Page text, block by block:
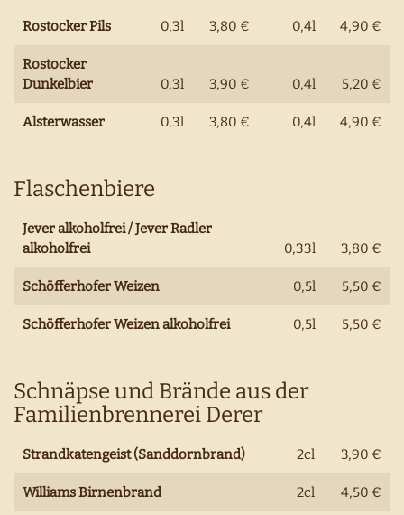
Rostocker Pils 0,3l 3,80 € 0,4l 4,90 €
Rostocker
Dunkelbier
0,3l 3,90 € 0,4l 5,20 €
Alsterwasser 0,3l 3,80 € 0,4l 4,90 €
Flaschenbiere
Jever alkoholfrei / Jever Radler
alkoholfrei
0,33l 3,80 €
Schöfferhofer Weizen 0,5l 5,50 €
Schöfferhofer Weizen alkoholfrei 0,5l 5,50 €
Schnäpse und Brände aus der
Familienbrennerei Derer
Strandkatengeist (Sanddornbrand) 2cl 3,90 €
Williams Birnenbrand 2cl 4,50 €